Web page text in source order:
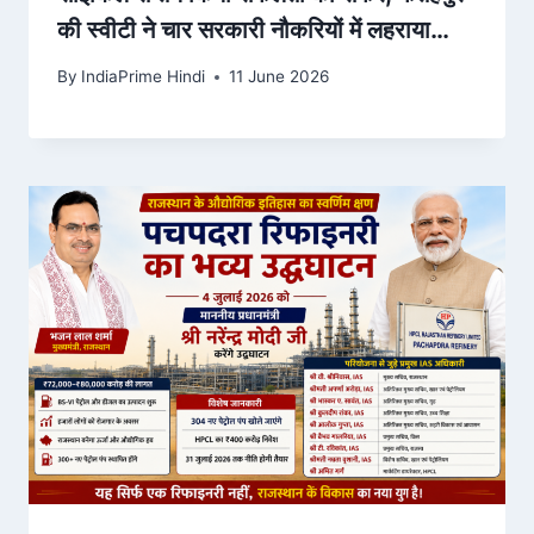
की स्वीटी ने चार सरकारी नौकरियों में लहराया
परचम – Dainik Bhaskar
By IndiaPrime Hindi 11 June 2026